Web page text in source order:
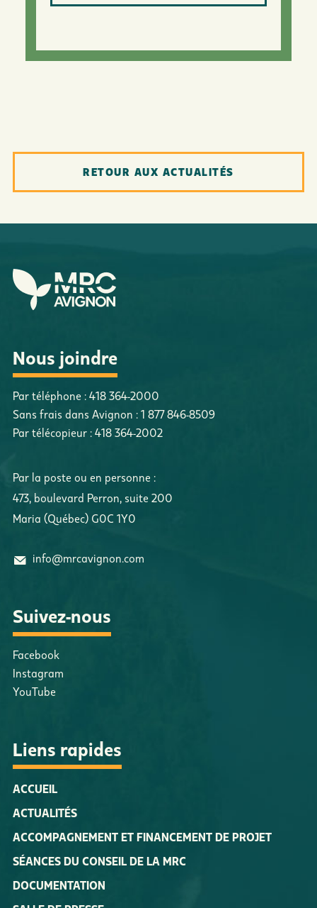
RETOUR AUX ACTUALITÉS
Nous joindre
Par téléphone : 418 364-2000
Sans frais dans Avignon : 1 877 846-8509
Par télécopieur : 418 364-2002
Par la poste ou en personne :
473, boulevard Perron, suite 200
Maria (Québec) G0C 1Y0
info@mrcavignon.com
Suivez-nous
Facebook
Instagram
YouTube
Liens rapides
ACCUEIL
ACTUALITÉS
ACCOMPAGNEMENT ET FINANCEMENT DE PROJET
SÉANCES DU CONSEIL DE LA MRC
DOCUMENTATION